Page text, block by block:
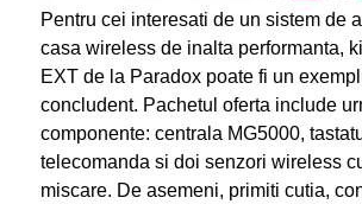
Pentru cei interesati de un sistem de
casa wireless de inalta performanta,
EXT de la Paradox poate fi un
concludent. Pachetul oferta include
componente: centrala MG5000,
telecomanda si doi senzori wireless
miscare. De asemeni, primiti cutia,